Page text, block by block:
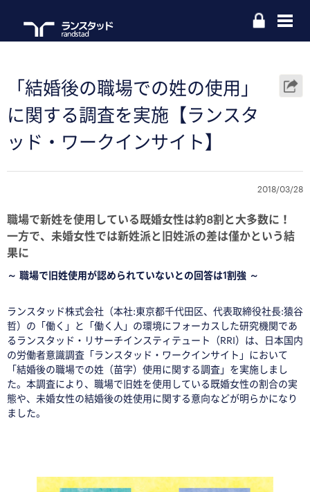
「結婚後の職場での姓の使用」
に関する調査を実施【ランスタ
ッド・ワークインサイト】
2018/03/28
職場で新姓を使用している既婚女性は約8割と大多数に！
一方で、未婚女性では新姓派と旧姓派の差は僅かという結
果に
～ 職場で旧姓使用が認められていないとの回答は1割強 ～
ランスタッド株式会社（本社:東京都千代田区、代表取締役社長:猿谷
哲）の「働く」と「働く人」の環境にフォーカスした研究機関であ
るランスタッド・リサーチインスティテュート（RRI）は、日本国内
の労働者意識調査「ランスタッド・ワークインサイト」において
「結婚後の職場での姓（苗字）使用に関する調査」を実施しまし
た。本調査により、職場で旧姓を使用している既婚女性の割合の実
態や、未婚女性の結婚後の姓使用に関する意向などが明らかになり
ました。